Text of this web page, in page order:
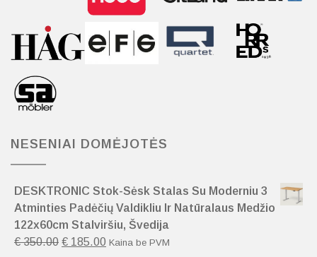
NESENIAI DOMĖJOTĖS
DESKTRONIC Stok-Sėsk Stalas Su Moderniu 3
Atminties Padėčių Valdikliu Ir Natūralaus Medžio
122x60cm Stalviršiu, Švedija
€350.00 € 185.00 Kaina be PVM